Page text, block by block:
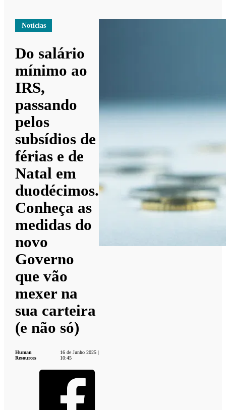
Notícias
Do salário
mínimo ao
IRS,
passando
pelos
subsídios de
férias e de
Natal em
duodécimos.
Conheça as
medidas do
novo
Governo
que vão
mexer na
sua carteira
(e não só)
Human
Resources
16 de Junho 2025 |
10:45